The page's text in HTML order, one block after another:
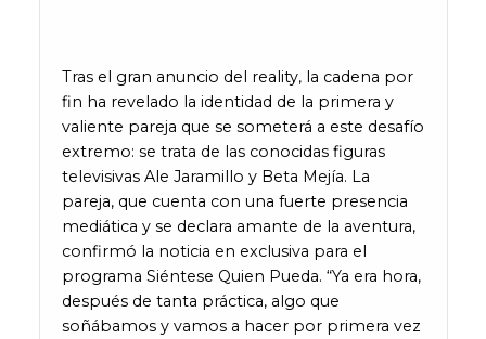
Tras el gran anuncio del reality, la cadena por
fin ha revelado la identidad de la primera y
valiente pareja que se someterá a este desafío
extremo: se trata de las conocidas figuras
televisivas Ale Jaramillo y Beta Mejía. La
pareja, que cuenta con una fuerte presencia
mediática y se declara amante de la aventura,
confirmó la noticia en exclusiva para el
programa Siéntese Quien Pueda. “Ya era hora,
después de tanta práctica, algo que
soñábamos y vamos a hacer por primera vez